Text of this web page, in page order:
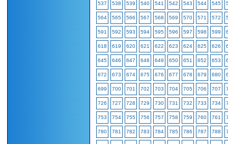
537 538 539 540 541 542 543 544 545
564 565 566 567 568 569 570 571 572
591 592 593 594 595 596 597 598 599
618 619 620 621 622 623 624 625 626
645 646 647 648 649 650 651 652 653
672 673 674 675 676 677 678 679 680
699 700 701 702 703 704 705 706 707
726 727 728 729 730 731 732 733 734
753 754 755 756 757 758 759 760 761
780 781 782 783 784 785 786 787 788